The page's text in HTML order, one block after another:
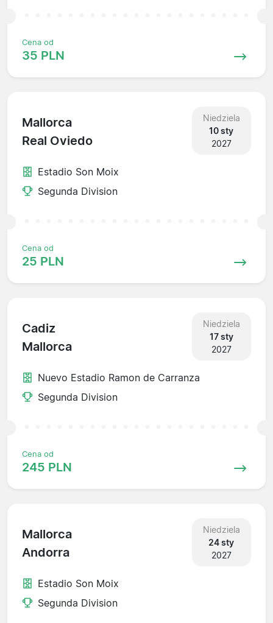
Cena od
35 PLN
Mallorca
Real Oviedo
Niedziela
10 sty
2027
Estadio Son Moix
Segunda Division
Cena od
25 PLN
Cadiz
Mallorca
Niedziela
17 sty
2027
Nuevo Estadio Ramon de Carranza
Segunda Division
Cena od
245 PLN
Mallorca
Andorra
Niedziela
24 sty
2027
Estadio Son Moix
Segunda Division